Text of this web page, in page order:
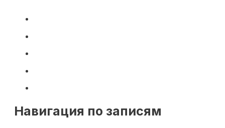
Навигация по записям